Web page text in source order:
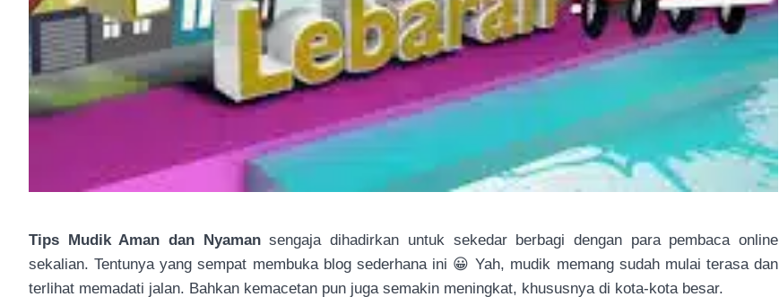
Tips Mudik Aman dan Nyamansengaja dihadirkan untuk sekedar berbagi dengan para pembaca online
sekalian. Tentunya yang sempat membuka blog sederhana ini 😀 Yah, mudik memang sudah mulai terasa dan
terlihat memadati jalan. Bahkan kemacetan pun juga semakin meningkat, khususnya di kota-kota besar.